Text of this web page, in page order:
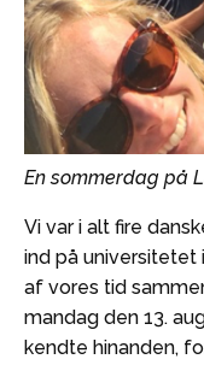
En sommerdag på
Vi var i alt fire
ind på universitetet
af vores tid
mandag den 13.
kendte hinanden,